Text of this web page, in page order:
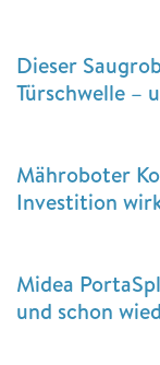
Dieser
Türschwelle –
Mähroboter
Investition
Midea
und schon